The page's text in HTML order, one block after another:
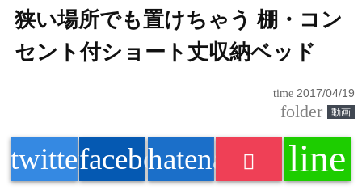
狭い場所でも置けちゃう 棚・コン
セント付ショート丈収納ベッド
time 2017/04/19
folder 動画
twitterfacebookhatenabookmark
line